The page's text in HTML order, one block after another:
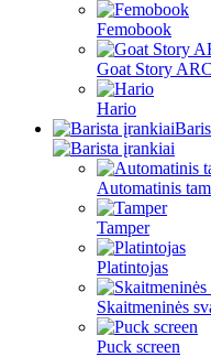
Femobook
Goat Story
Hario
Automatinis
Tamper
Platintojas
Skaitmeninės
Puck screen